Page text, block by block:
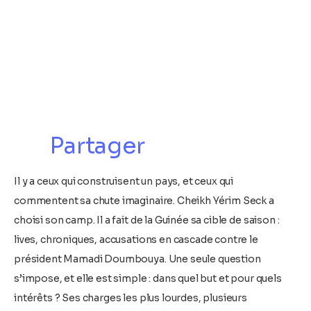
Partager
Il y a ceux qui construisent un pays, et ceux qui
commentent sa chute imaginaire. Cheikh Yérim Seck a
choisi son camp. Il a fait de la Guinée sa cible de saison :
lives, chroniques, accusations en cascade contre le
président Mamadi Doumbouya. Une seule question
s’impose, et elle est simple : dans quel but et pour quels
intérêts ? Ses charges les plus lourdes, plusieurs